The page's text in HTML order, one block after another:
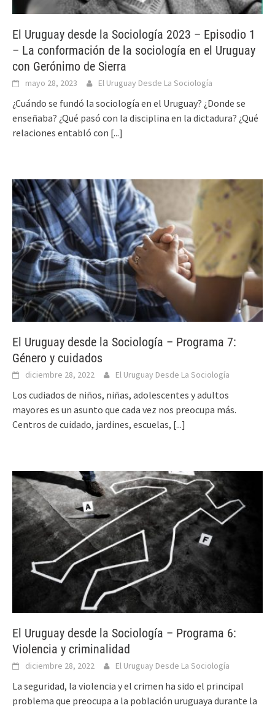
El Uruguay desde la Sociología 2023 – Episodio 1
– La conformación de la sociología en el Uruguay
con Gerónimo de Sierra
mayo 28, 2023 El Uruguay Desde La Sociología
¿Cuándo se fundó la sociología en el Uruguay? ¿Donde se
enseñaba? ¿Qué pasó con la disciplina en la dictadura? ¿Qué
relaciones entabló con [...]
El Uruguay desde la Sociología – Programa 7:
Género y cuidados
diciembre 28, 2022 El Uruguay Desde La Sociología
Los cudiados de niños, niñas, adolescentes y adultos
mayores es un asunto que cada vez nos preocupa más.
Centros de cuidado, jardines, escuelas, [...]
El Uruguay desde la Sociología – Programa 6:
Violencia y criminalidad
diciembre 28, 2022 El Uruguay Desde La Sociología
La seguridad, la violencia y el crimen ha sido el principal
problema que preocupa a la población uruguaya durante la